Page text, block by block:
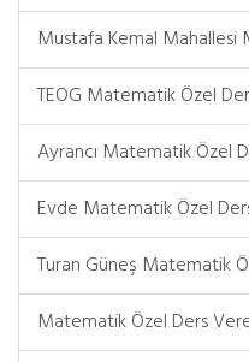
Mustafa Kemal
TEOG Matematik Özel
Ayrancı Matematik Özel
Evde Matematik Özel
Turan Güneş Matematik
Matematik Özel Ders